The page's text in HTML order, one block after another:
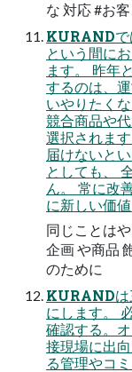
な 対応 #お
KURANDで
という間に
ます。 昨年
するのは、
いやりたく
競合商品や
選択されま
届けないと
としても、
ん。 常に改
に新しい価
同じことは
企画 や商品
のために
KURANDは
にします。
確認する。
接現場に出
る管理やコ